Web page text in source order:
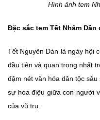
Hình ảnh tem
Đặc sắc tem Tết Nhâm Dần
Tết Nguyên Đán là ngày hội
đầu tiên và quan trọng nhất
đậm nét văn hóa dân tộc sâu
sự hòa điệu giữa con người
của vũ trụ.